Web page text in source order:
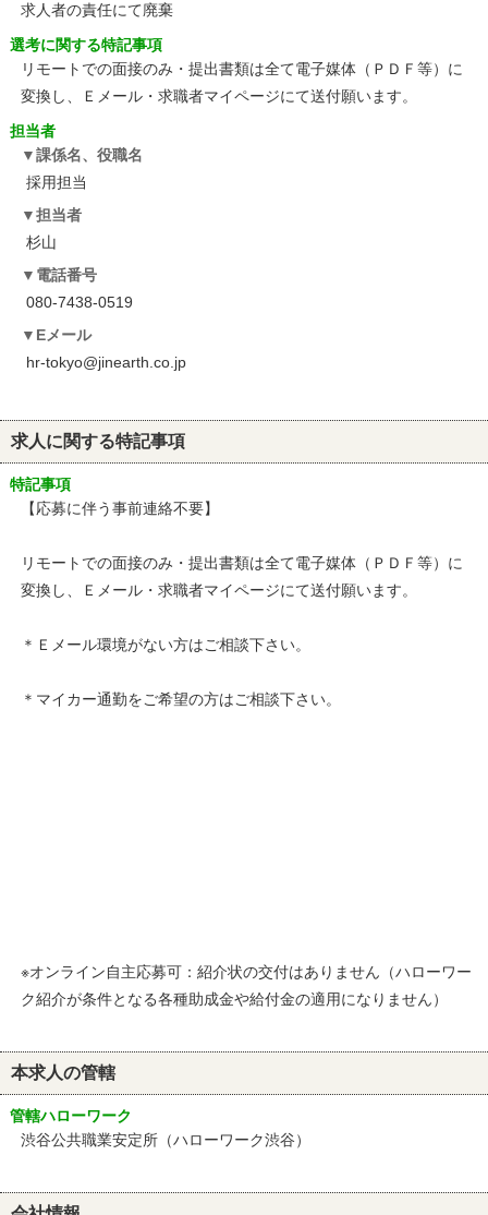
求人者の責任にて廃棄
選考に関する特記事項
リモートでの面接のみ・提出書類は全て電子媒体（ＰＤＦ等）に
変換し、Ｅメール・求職者マイページにて送付願います。
担当者
課係名、役職名
採用担当
担当者
杉山
電話番号
080-7438-0519
Eメール
hr-tokyo@jinearth.co.jp
求人に関する特記事項
特記事項
【応募に伴う事前連絡不要】
リモートでの面接のみ・提出書類は全て電子媒体（ＰＤＦ等）に
変換し、Ｅメール・求職者マイページにて送付願います。
＊Ｅメール環境がない方はご相談下さい。
＊マイカー通勤をご希望の方はご相談下さい。
※オンライン自主応募可：紹介状の交付はありません（ハローワー
ク紹介が条件となる各種助成金や給付金の適用になりません）
本求人の管轄
管轄ハローワーク
渋谷公共職業安定所（ハローワーク渋谷）